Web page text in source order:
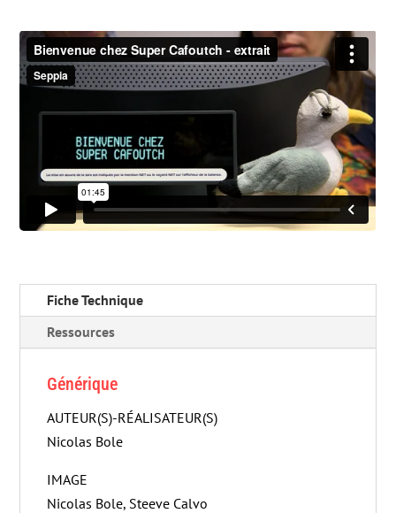
Fiche Technique
Ressources
Générique
AUTEUR(S)-RÉALISATEUR(S)
Nicolas Bole
IMAGE
Nicolas Bole, Steeve Calvo